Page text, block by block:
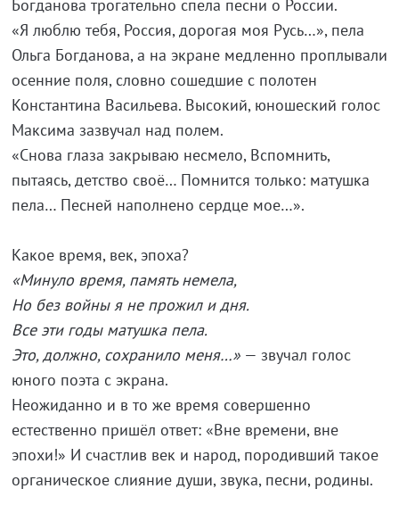
Богданова трогательно спела песни о России.
«Я люблю тебя, Россия, дорогая моя Русь…», пела
Ольга Богданова, а на экране медленно проплывали
осенние поля, словно сошедшие с полотен
Константина Васильева. Высокий, юношеский голос
Максима зазвучал над полем.
«Снова глаза закрываю несмело, Вспомнить,
пытаясь, детство своё… Помнится только: матушка
пела… Песней наполнено сердце мое…».
Какое время, век, эпоха?
«Минуло время, память немела,
Но без войны я не прожил и дня.
Все эти годы матушка пела.
Это, должно, сохранило меня…»— звучал голос
юного поэта с экрана.
Неожиданно и в то же время совершенно
естественно пришёл ответ: «Вне времени, вне
эпохи!» И счастлив век и народ, породивший такое
органическое слияние души, звука, песни, родины.